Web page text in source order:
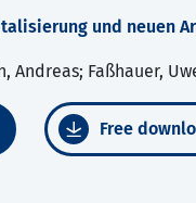
und neuen
Andreas; Faßhauer,
Free